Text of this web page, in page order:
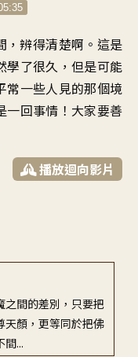
，辨得清楚啊 。 這是
學了很久 ，但是可能
常一些人見的那個境
一回事情 ！ 大家要善
播放迴向影片
之間的差別，只要把
天顏，更等同於把佛
間...